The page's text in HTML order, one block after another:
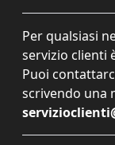
Per qualsiasi
servizio clienti
Puoi
scrivendo una